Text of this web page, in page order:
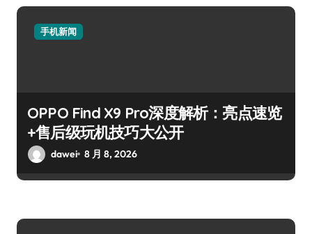
手机新闻
OPPO Find X9 Pro深度解析：亮点速览
+售后级玩机技巧大公开
dawei 8 月 8, 2026